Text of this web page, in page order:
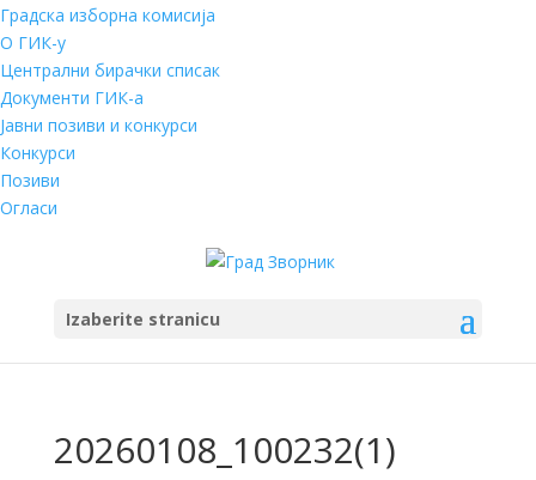
Градска изборна комисија
О ГИК-у
Централни бирачки списак
Документи ГИК-а
Јавни позиви и конкурси
Конкурси
Позиви
Огласи
Izaberite stranicu
20260108_100232(1)